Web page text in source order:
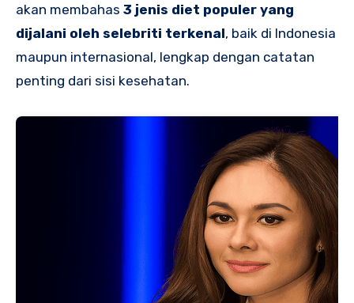
akan membahas 3 jenis diet populer yang
dijalani oleh selebriti terkenal, baik di Indonesia
maupun internasional, lengkap dengan catatan
penting dari sisi kesehatan.